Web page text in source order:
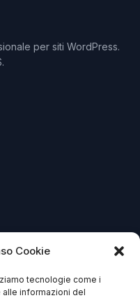
Cookie
tecnologie come i
informazioni del
per siti WordPress.